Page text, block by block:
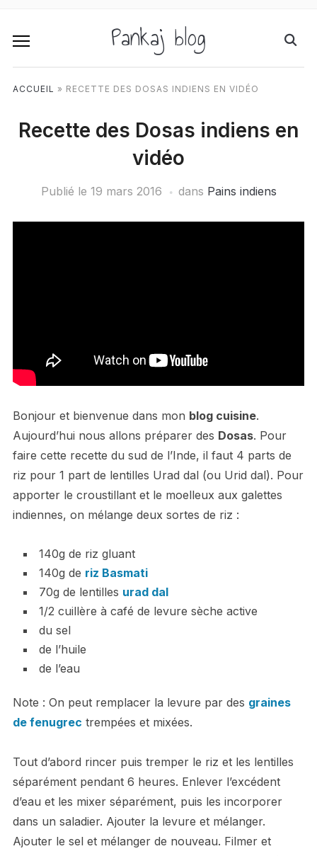
Pankaj blog
ACCUEIL » RECETTE DES DOSAS INDIENS EN VIDÉO
Recette des Dosas indiens en
vidéo
Publié le 19 mars 2016 dans Pains indiens
Bonjour et bienvenue dans mon blog cuisine.
Aujourd’hui nous allons préparer des Dosas. Pour
faire cette recette du sud de l’Inde, il faut 4 parts de
riz pour 1 part de lentilles Urad dal (ou Urid dal). Pour
apporter le croustillant et le moelleux aux galettes
indiennes, on mélange deux sortes de riz :
140g de riz gluant
140g de riz Basmati
70g de lentilles urad dal
1/2 cuillère à café de levure sèche active
du sel
de l’huile
de l’eau
Note : On peut remplacer la levure par des graines
de fenugrec trempées et mixées.
Tout d’abord rincer puis tremper le riz et les lentilles
séparément pendant 6 heures. Enlever l’excédent
d’eau et les mixer séparément, puis les incorporer
dans un saladier. Ajouter la levure et mélanger.
Ajouter le sel et mélanger de nouveau. Filmer et